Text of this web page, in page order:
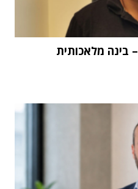
"העתיד הוא Physical AI – בינה מלאכותית